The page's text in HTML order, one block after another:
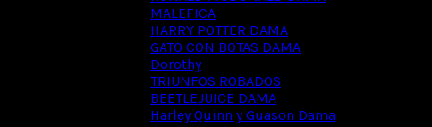
MALEFICA
HARRY POTTER DAMA
GATO CON BOTAS DAMA
Dorothy
TRIUNFOS ROBADOS
BEETLEJUICE DAMA
Harley Quinn y Guason Dama